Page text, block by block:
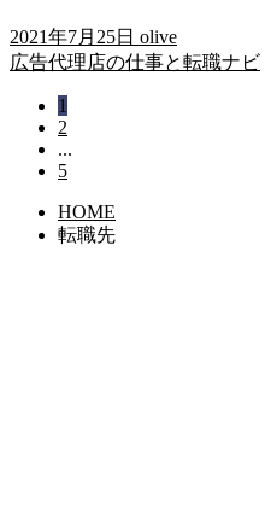
2021年7月25日 olive
広告代理店の仕事と転職ナビ
1
2
...
5
HOME
転職先